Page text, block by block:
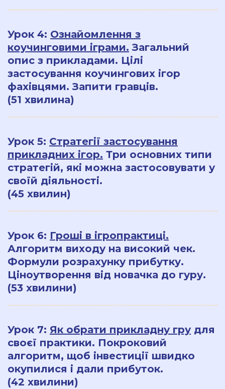
Урок 4: Ознайомлення з
коучинговими іграми. Загальний
опис з прикладами. Цілі
застосування коучингових ігор
фахівцями. Запити гравців.
(51 хвилина)
Урок 5: Стратегії застосування
прикладних ігор. Три основних типи
стратегій, які можна застосовувати у
своїй діяльності.
(45 хвилин)
Урок 6: Гроші в ігропрактиці.
Алгоритм виходу на високий чек.
Формули розрахунку прибутку.
Ціноутворення від новачка до гуру.
(53 хвилини)
Урок 7: Як обрати прикладну гру для
своєї практики. Покроковий
алгоритм, щоб інвестиції швидко
окупилися і дали прибуток.
(42 хвилини)